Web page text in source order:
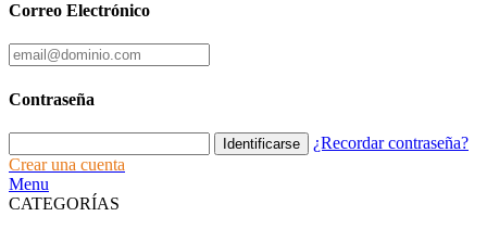
Correo Electrónico
Contraseña
¿Recordar contraseña?
Crear una cuenta
Menu
CATEGORÍAS